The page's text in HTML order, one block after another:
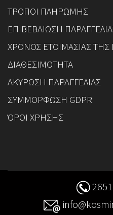
ΤΡΟΠΟΙ ΠΛΗΡΩΜΗΣ
ΕΠΙΒΕΒΑΙΩΣΗ
ΧΡΟΝΟΣ ΕΤΟΙΜΑΣΙΑΣ ΤΗΣ
ΔΙΑΘΕΣΙΜΟΤΗΤΑ
ΑΚΥΡΩΣΗ ΠΑΡΑΓΓΕΛΙΑΣ
ΣΥΜΜΟΡΦΩΣΗ GDPR
ΌΡΟΙ ΧΡΗΣΗΣ